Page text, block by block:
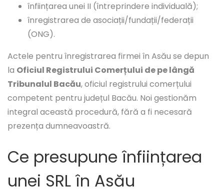
înființarea unei II (întreprindere individuală);
înregistrarea de asociații/fundații/federații
(ONG).
Actele pentru înregistrarea firmei în Asău se depun
la Oficiul Registrului Comerțului de pe lângă
Tribunalul Bacău, oficiul registrului comerțului
competent pentru județul Bacău. Noi gestionăm
integral această procedură, fără a fi necesară
prezența dumneavoastră.
Ce presupune înființarea
unei SRL în Asău